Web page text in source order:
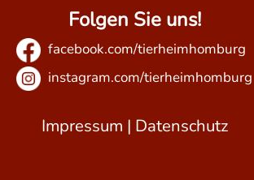
Folgen Sie uns!
facebook.com/tierheimhomburg
instagram.com/tierheimhomburg
Impressum | Datenschutz